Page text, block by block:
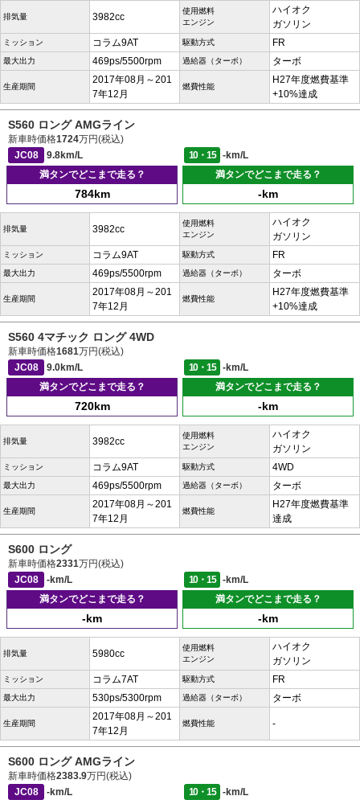
排気量 3982cc
使用燃料
エンジン
ハイオク
ガソリン
ミッション コラム9AT 駆動方式 FR
最大出力 469ps/5500rpm 過給器（ターボ） ターボ
生産期間
2017年08月～201
7年12月
燃費性能
H27年度燃費基準
+10%達成
S560 ロング AMGライン
新車時価格1724万円(税込)
JC08
9.8km/L 10・15
-km/L
満タンでどこまで走る？
784km
満タンでどこまで走る？
-km
排気量 3982cc
使用燃料
エンジン
ハイオク
ガソリン
ミッション コラム9AT 駆動方式 FR
最大出力 469ps/5500rpm 過給器（ターボ） ターボ
生産期間
2017年08月～201
7年12月
燃費性能
H27年度燃費基準
+10%達成
S560 4マチック ロング 4WD
新車時価格1681万円(税込)
JC08
9.0km/L 10・15
-km/L
満タンでどこまで走る？
720km
満タンでどこまで走る？
-km
排気量 3982cc
使用燃料
エンジン
ハイオク
ガソリン
ミッション コラム9AT 駆動方式 4WD
最大出力 469ps/5500rpm 過給器（ターボ） ターボ
生産期間
2017年08月～201
7年12月
燃費性能
H27年度燃費基準
達成
S600 ロング
新車時価格2331万円(税込)
JC08
-km/L 10・15
-km/L
満タンでどこまで走る？
-km
満タンでどこまで走る？
-km
排気量 5980cc
使用燃料
エンジン
ハイオク
ガソリン
ミッション コラム7AT 駆動方式 FR
最大出力 530ps/5300rpm 過給器（ターボ） ターボ
生産期間
2017年08月～201
7年12月
燃費性能 -
S600 ロング AMGライン
新車時価格2383.9万円(税込)
JC08
-km/L 10・15
-km/L